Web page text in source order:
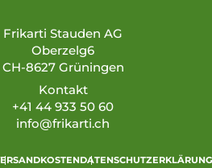
Frikarti Stauden AG
Oberzelg6
CH-8627 Grüningen
Kontakt
+41 44 933 50 60
info@frikarti.ch
DATENSCHUTZERKLÄRUNG